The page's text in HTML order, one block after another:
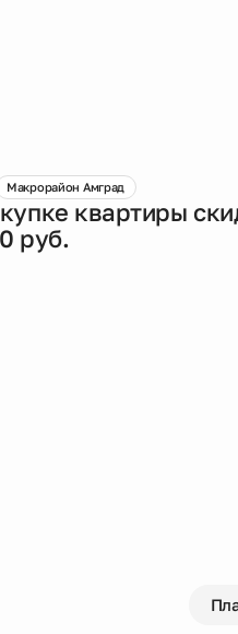
Макрорайон Амград
квартиры
руб.